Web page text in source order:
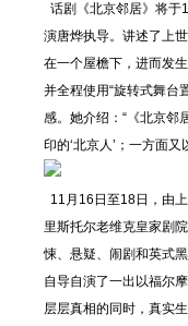
话剧《北京邻居》将于
演唐烨执导。讲述了上
在一个屋檐下，进而发
并全程使用“旋转式舞台
感。她介绍：“《北京邻
印的‘北京人’；一方面
11月16日至18日，由
里斯托尔老维克皇家剧
悚、悬疑、闹剧和英式
自导自演了一出以福尔
层层真相的同时，真实